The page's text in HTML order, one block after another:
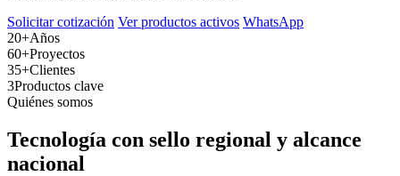
Solicitar cotización Ver productos activos WhatsApp
20+Años
60+Proyectos
35+Clientes
3Productos clave
Quiénes somos
Tecnología con sello regional y alcance
nacional